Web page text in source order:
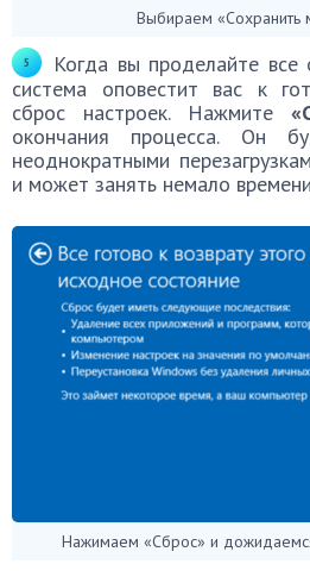
Выбираем «Сохранить
Когда вы проделайте
система оповестит вас к
сброс настроек. Нажмите
окончания процесса. Он
неоднократными
и может занять немало
Нажимаем «Сброс» и